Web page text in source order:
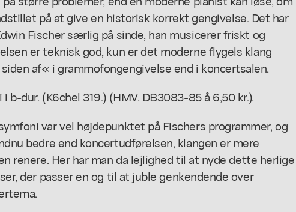
på at give en historisk korrekt gengivelse. Det har
Fischer særlig på sinde, han musicerer friskt og
er teknisk god, kun er det moderne flygels klang
af« i grammofongengivelse end i koncertsalen.
b-dur. (K6chel 319.) (HMV. DB3083-85 å 6,50 kr.).
var vel højdepunktet på Fischers programmer, og
bedre end koncertudførelsen, klangen er mere
renere. Her har man da lejlighed til at nyde dette herlige
der passer en og til at juble genkendende over